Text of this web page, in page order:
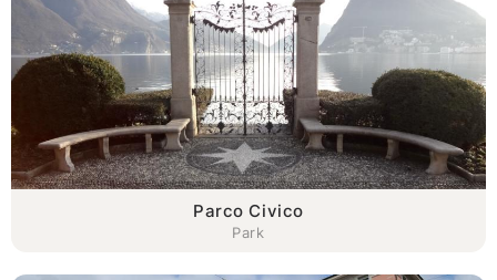
Parco Civico
Park